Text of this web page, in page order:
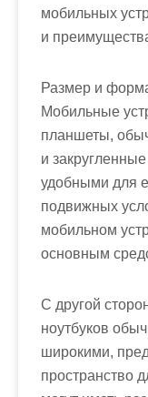
мобильных
и
Размер и
Мобильные
планшеты,
и
удобными для
подвижных
мобильном
основным
С другой
ноутбуков
широкими,
пространство